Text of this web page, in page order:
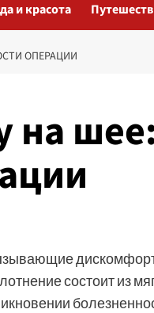
и красота
ОПЕРАЦИИ
на шее:
состоит из